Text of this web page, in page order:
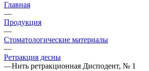
Главная
—
Продукция
—
Стоматологические материалы
—
Ретракция десны
—Нить ретракционная Дисподент, № 1